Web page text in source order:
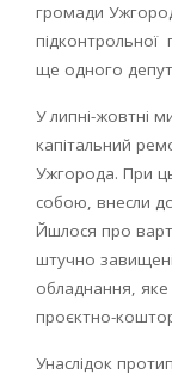
громади
підконтрольної
ще одного
У липні-жовтні
капітальний
Ужгорода. При
собою, внесли
Йшлося про
штучно
обладнання, яке
проєктно-
Унаслідок